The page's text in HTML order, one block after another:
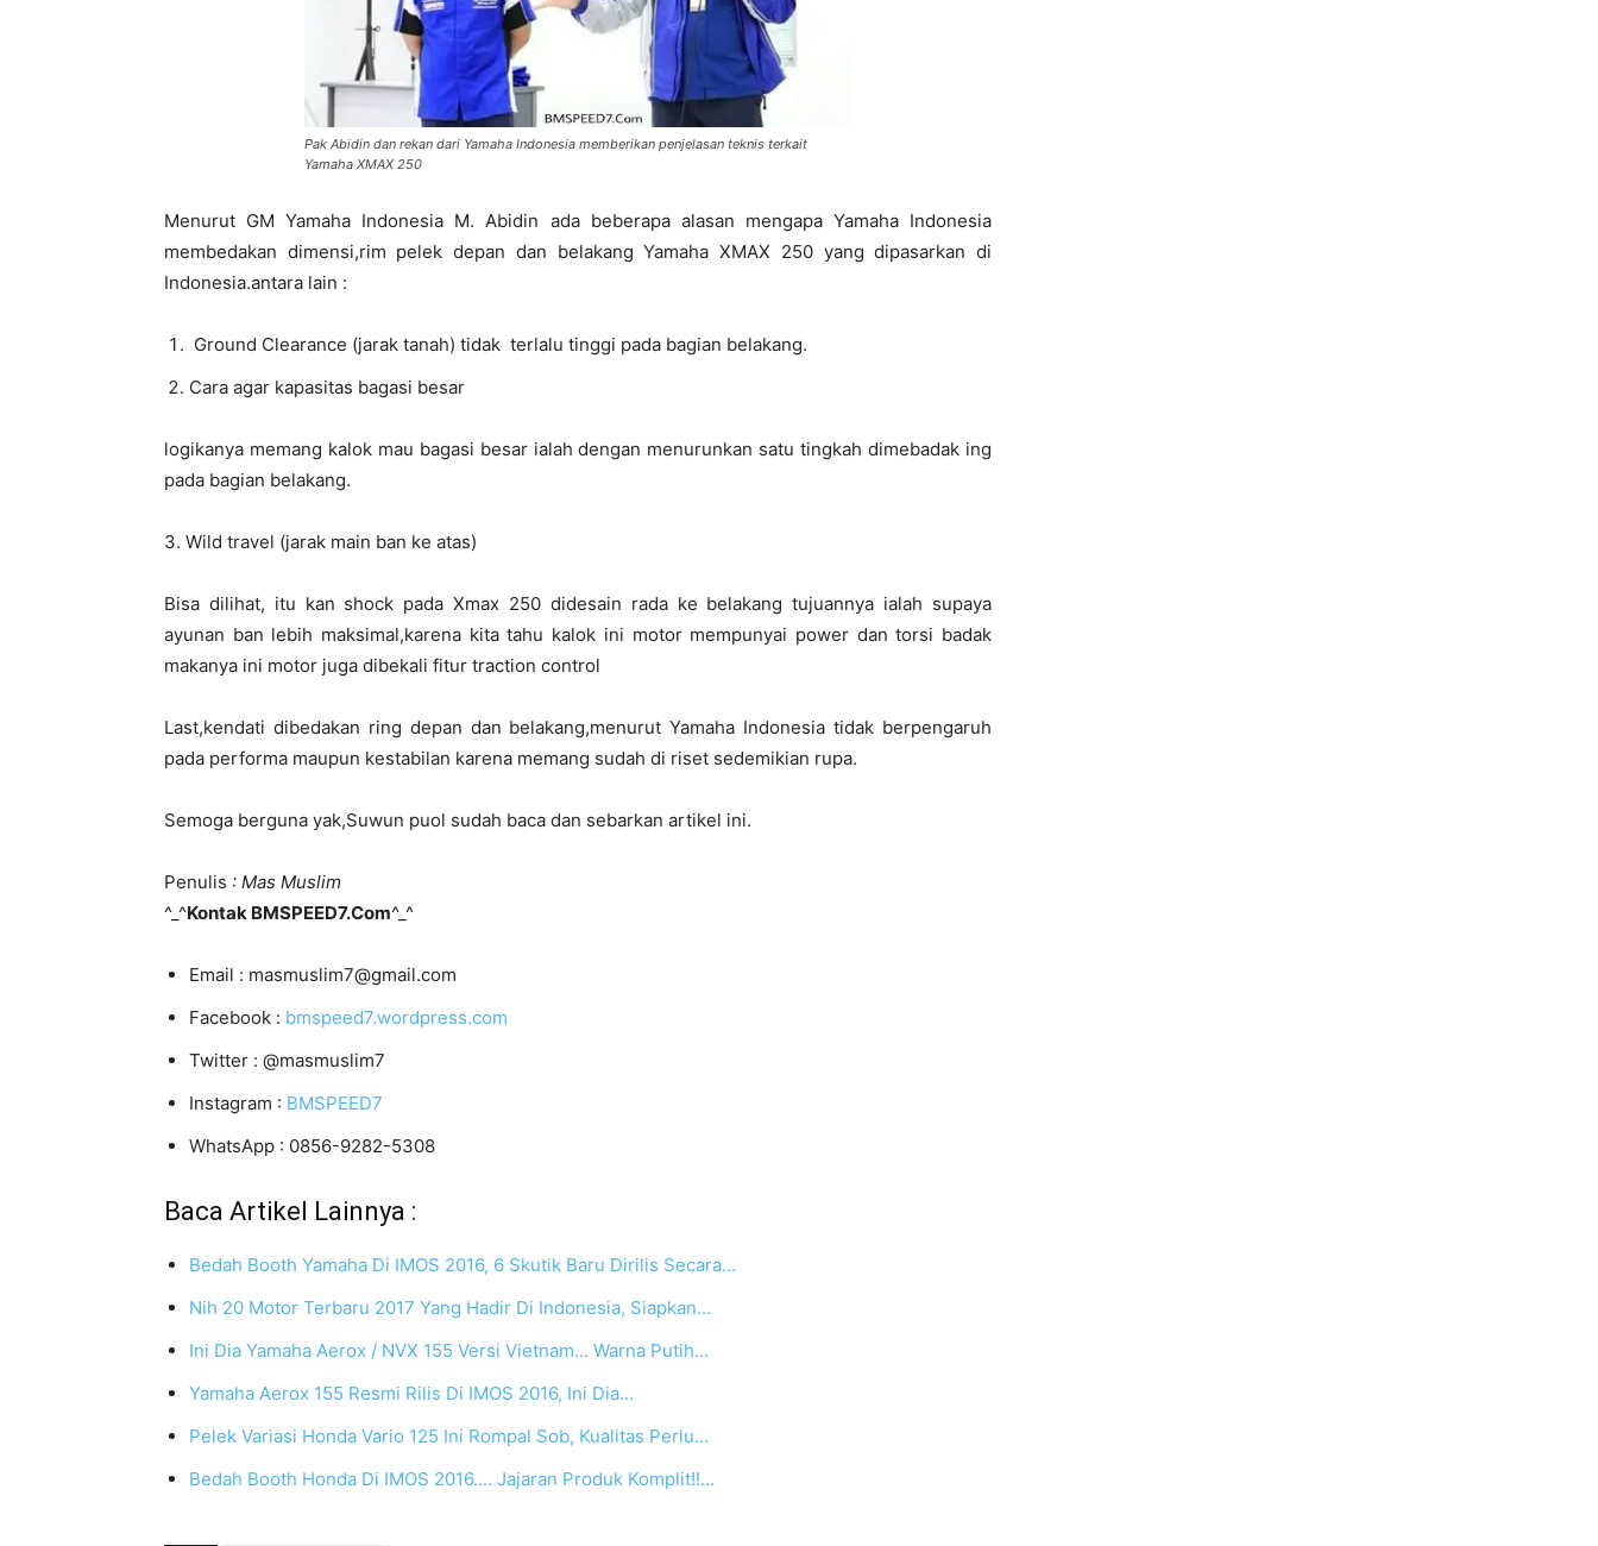
Pak Abidin dan rekan dari Yamaha Indonesia memberikan penjelasan teknis terkait
Yamaha XMAX 250
Menurut GM Yamaha Indonesia M. Abidin ada beberapa alasan mengapa Yamaha Indonesia
membedakan dimensi,rim pelek depan dan belakang Yamaha XMAX 250 yang dipasarkan di
Indonesia.antara lain :
Ground Clearance (jarak tanah) tidak terlalu tinggi pada bagian belakang.
Cara agar kapasitas bagasi besar
logikanya memang kalok mau bagasi besar ialah dengan menurunkan satu tingkah dimebadak ing
pada bagian belakang.
3. Wild travel (jarak main ban ke atas)
Bisa dilihat, itu kan shock pada Xmax 250 didesain rada ke belakang tujuannya ialah supaya
ayunan ban lebih maksimal,karena kita tahu kalok ini motor mempunyai power dan torsi badak
makanya ini motor juga dibekali fitur traction control
Last,kendati dibedakan ring depan dan belakang,menurut Yamaha Indonesia tidak berpengaruh
pada performa maupun kestabilan karena memang sudah di riset sedemikian rupa.
Semoga berguna yak,Suwun puol sudah baca dan sebarkan artikel ini.
Penulis : Mas Muslim
^_^Kontak BMSPEED7.Com^_^
Email : masmuslim7@gmail.com
Facebook : bmspeed7.wordpress.com
Twitter : @masmuslim7
Instagram : BMSPEED7
WhatsApp : 0856-9282-5308
Baca Artikel Lainnya :
Bedah Booth Yamaha Di IMOS 2016, 6 Skutik Baru Dirilis Secara…
Nih 20 Motor Terbaru 2017 Yang Hadir Di Indonesia, Siapkan…
Ini Dia Yamaha Aerox / NVX 155 Versi Vietnam... Warna Putih…
Yamaha Aerox 155 Resmi Rilis Di IMOS 2016, Ini Dia…
Pelek Variasi Honda Vario 125 Ini Rompal Sob, Kualitas Perlu…
Bedah Booth Honda Di IMOS 2016.... Jajaran Produk Komplit!!…